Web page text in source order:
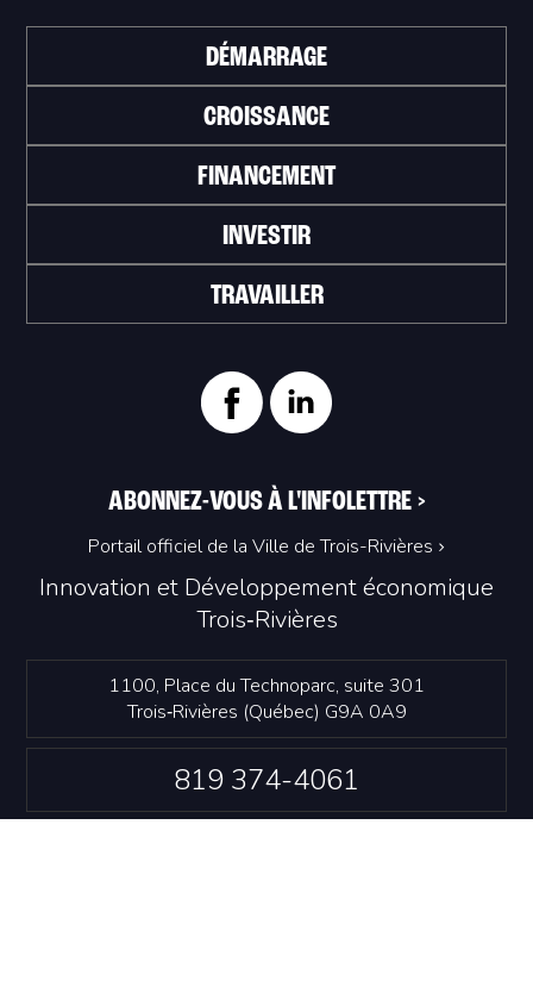
Innovation et Développement économique
Trois‑Rivières
1100, Place du Technoparc, suite 301
Trois‑Rivières (Québec) G9A 0A9
819 374-4061
DÉMARRAGE
CROISSANCE
FINANCEMENT
INVESTIR
TRAVAILLER
ABONNEZ-VOUS À L'INFOLETTRE >
Portail officiel de la Ville de Trois-Rivières